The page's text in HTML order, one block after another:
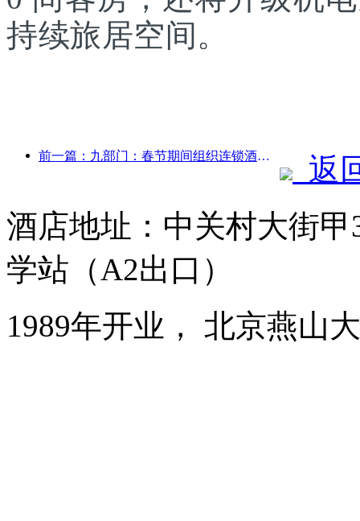
持续旅居空间。
前一篇：九部门：春节期间组织连锁酒店、精品民宿等推出优惠措施
返
酒店地址：中关村大街
学站（A2出口）
1989年开业， 北京燕